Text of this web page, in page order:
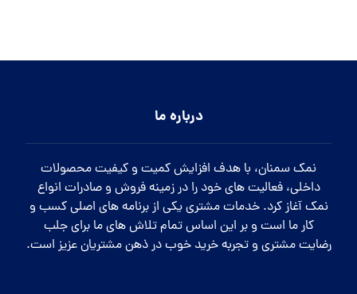
درباره ما
نمک سمنان، با هدف افزایش کمیت و کیفیت محصولات
داخلی، فعالیت های خود را در زمینه فروش و صادرات انواع
نمک آغاز کرد. خدمات مشتری یکی از برنامه های اصلی کسب و
کار ما است و بر این اساس تمام تلاش های ما برای جلب
رضایت مشتری و تجربه خرید خوب در ذهن مشتریان عزیز است.